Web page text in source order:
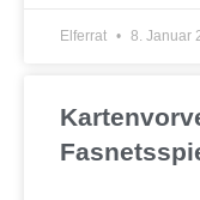
Elferrat 8. Januar